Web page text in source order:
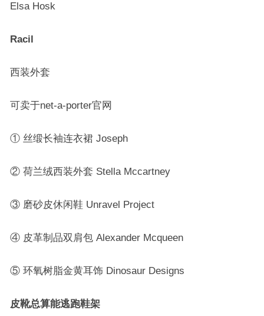
Elsa Hosk
Racil
西装外套
可卖于net-a-porter官网
① 丝缎长袖连衣裙 Joseph
② 荷兰绒西装外套 Stella Mccartney
③ 磨砂皮休闲鞋 Unravel Project
④ 皮革制品双肩包 Alexander Mcqueen
⑤ 环氧树脂金黄耳饰 Dinosaur Designs
皮靴总算能逃跑鞋架